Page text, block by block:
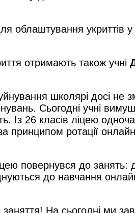
облаштування укриттів
отримають також учні
школярі досі не
Сьогодні учні
Із 26 класів ліцею
принципом ротації
повернувся до занять:
до навчання
заняття! На сьогодні ми